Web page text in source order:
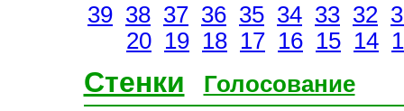
39 38 37 36 35 34 33 32
20 19 18 17 16 15 14
Стенки Голосование